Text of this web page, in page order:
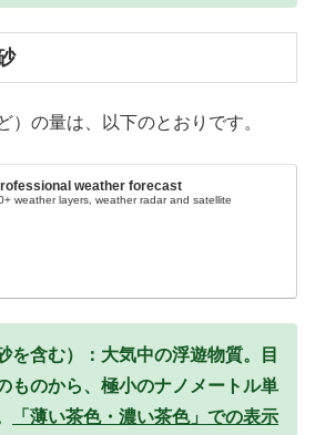
）の量は、以下のとおりです。
weather forecast
weather layers, weather radar and satellite
を含む）：大気中の浮遊物質。目
ものから、極小のナノメートル単
「薄い茶色・濃い茶色」での表示